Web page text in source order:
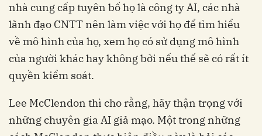
nhà cung cấp tuyên bố họ là công ty AI, các nhà
lãnh đạo CNTT nên làm việc với họ để tìm hiểu
về mô hình của họ, xem họ có sử dụng mô hình
của người khác hay không bởi nếu thế sẽ có rất ít
quyền kiểm soát.
Lee McClendon thì cho rằng, hãy thận trọng với
những chuyên gia AI giả mạo. Một trong những